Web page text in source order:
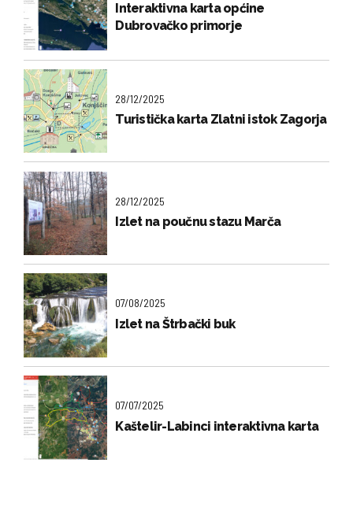
Interaktivna karta općine
Dubrovačko primorje
28/12/2025
Turistička karta Zlatni istok Zagorja
28/12/2025
Izlet na poučnu stazu Marča
07/08/2025
Izlet na Štrbački buk
07/07/2025
Kaštelir-Labinci interaktivna karta